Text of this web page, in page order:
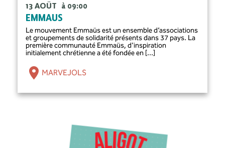
13 AOÛT à 09:00
EMMAUS
Le mouvement Emmaüs est un ensemble d’associations
et groupements de solidarité présents dans 37 pays. La
première communauté Emmaüs, d'inspiration
initialement chrétienne a été fondée en [...]
MARVEJOLS